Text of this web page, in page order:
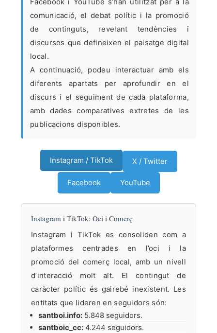
comunicació, el debat polític i la promoció
de continguts, revelant tendències i
discursos que defineixen el paisatge digital
local.
A continuació, podeu interactuar amb els
diferents apartats per aprofundir en el
discurs i el seguiment de cada plataforma,
amb dades comparatives extretes de les
publicacions disponibles.
Instagram / TikTok X / Twitter
Facebook YouTube
Instagram i TikTok: Oci i Comerç
Instagram i TikTok es consoliden com a
plataformes centrades en l’oci i la
promoció del comerç local, amb un nivell
d’interacció molt alt. El contingut de
caràcter polític és gairebé inexistent. Les
entitats que lideren en seguidors són:
santboi.info: 5.848 seguidors.
santboic_cc: 4.244 seguidors.